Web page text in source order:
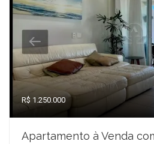
R$ 1.250.000
Apartamento à Venda